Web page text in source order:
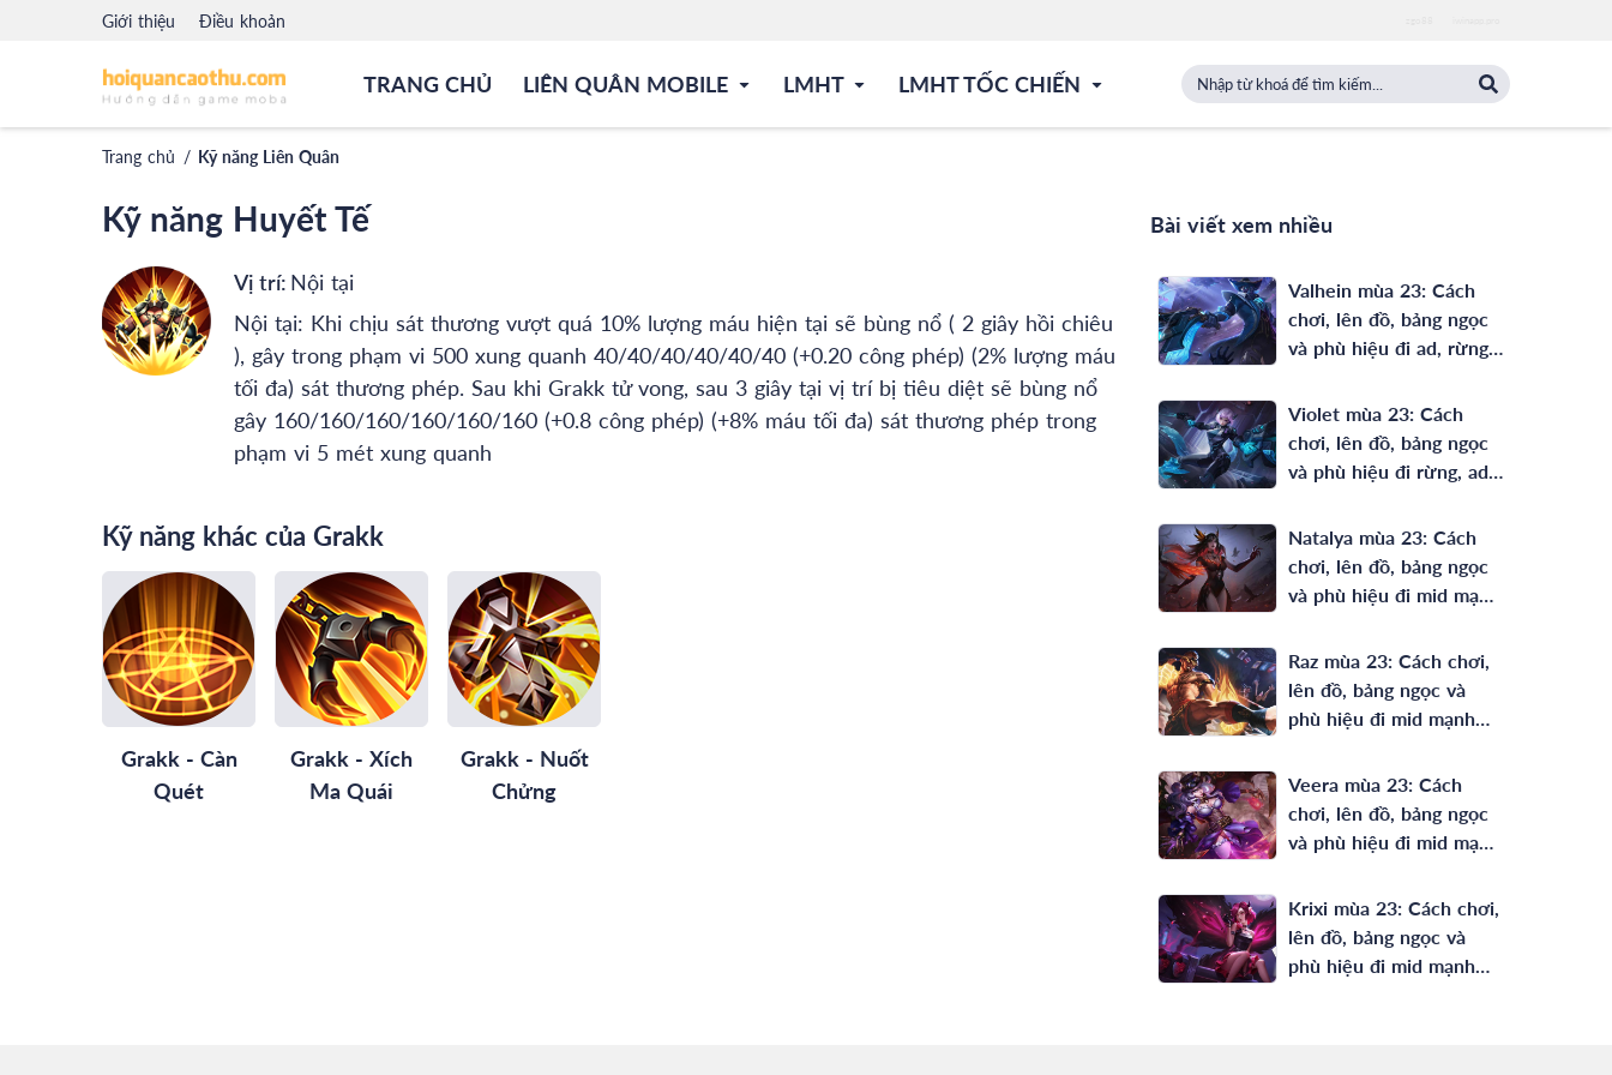
Giới thiệu Điều khoản
TRANG CHỦ LIÊN QUÂN MOBILE LMHT LMHT TỐC CHIẾN
Trang chủ / Kỹ năng Liên Quân
Kỹ năng Huyết Tế
Vị trí: Nội tại
Nội tại: Khi chịu sát thương vượt quá 10% lượng máu hiện tại sẽ bùng nổ ( 2 giây hồi chiêu
), gây trong phạm vi 500 xung quanh 40/40/40/40/40/40 (+0.20 công phép) (2% lượng máu
tối đa) sát thương phép. Sau khi Grakk tử vong, sau 3 giây tại vị trí bị tiêu diệt sẽ bùng nổ
gây 160/160/160/160/160/160 (+0.8 công phép) (+8% máu tối đa) sát thương phép trong
phạm vi 5 mét xung quanh
Kỹ năng khác của Grakk
Grakk - Càn
Quét
Grakk - Xích
Ma Quái
Grakk - Nuốt
Chửng
Bài viết xem nhiều
Valhein mùa 23: Cách
chơi, lên đồ, bảng ngọc
và phù hiệu đi ad, rừng
Violet mùa 23: Cách
chơi, lên đồ, bảng ngọc
và phù hiệu đi rừng, ad
Natalya mùa 23: Cách
chơi, lên đồ, bảng ngọc
và phù hiệu đi mid mạnh
Raz mùa 23: Cách chơi,
lên đồ, bảng ngọc và
phù hiệu đi mid mạnh
Veera mùa 23: Cách
chơi, lên đồ, bảng ngọc
và phù hiệu đi mid mạnh
Krixi mùa 23: Cách chơi,
lên đồ, bảng ngọc và
phù hiệu đi mid mạnh